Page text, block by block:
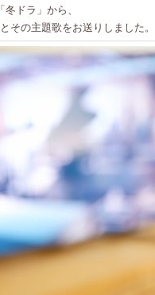
ドラ」から、
その主題歌をお送りしました。